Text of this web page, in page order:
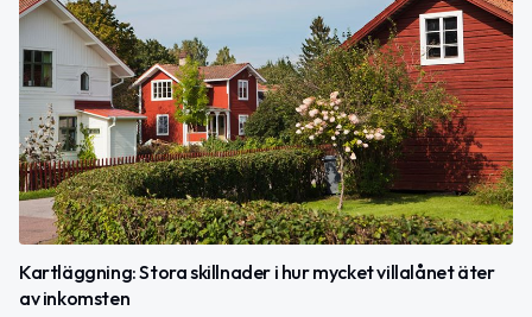
Kartläggning: Stora skillnader i hur mycket villalånet äter
av inkomsten